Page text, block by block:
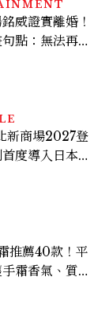
威證實離婚！
點：無法再做
新商場2027登
度導入日本
推薦40款！平
霜香氣、質